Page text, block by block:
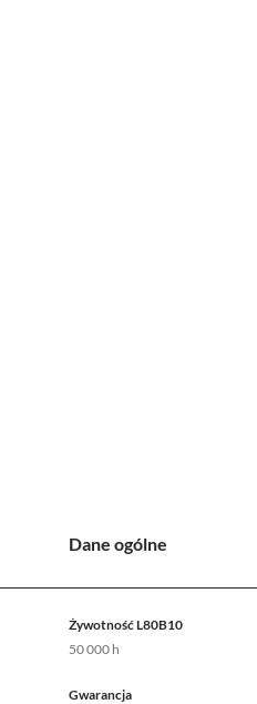
Dane ogólne
Żywotność L80B10
50 000 h
Gwarancja